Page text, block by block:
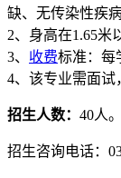
缺、无传染性疾
2、身高在1.65米
3、 收费标准：每
4、该专业需面试
招生人数： 40人。
招生咨询电话：